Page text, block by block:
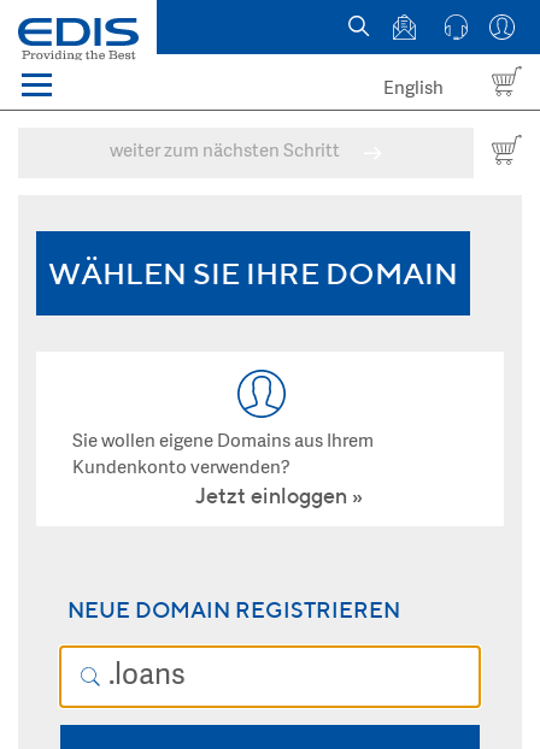
Menü
Domains
News
English
weiter zum nächsten Schritt
WÄHLEN SIE IHRE DOMAIN
Sie wollen eigene Domains aus Ihrem
Kundenkonto verwenden?
Jetzt einloggen
NEUE DOMAIN REGISTRIEREN